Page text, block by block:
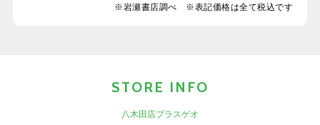
※岩瀬書店調べ ※表記価格は全て税込です
STORE INFO
八木田店プラスゲオ